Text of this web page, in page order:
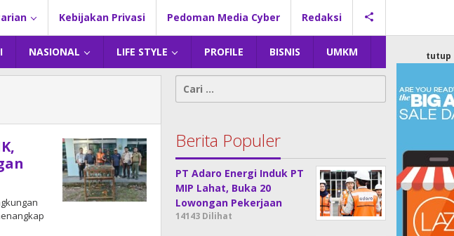
Kebijakan Privasi Pedoman Media Cyber Redaksi
NASIONAL LIFE STYLE PROFILE BISNIS UMKM tutup
Cari
untuk:
Berita Populer
PT Adaro Energi Induk PT
MIP Lahat, Buka 20
Lowongan Pekerjaan
14143 Dilihat